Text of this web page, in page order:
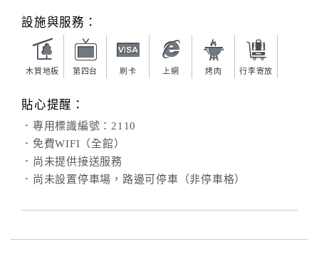
設施與服務：
木質地板 第四台 刷卡 上網 烤肉 行李寄放
貼心提醒：
．專用標識編號：2110
．免費WIFI（全館）
．尚未提供接送服務
．尚未設置停車場，路邊可停車（非停車格）